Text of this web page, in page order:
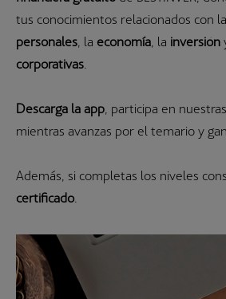
tus conocimientos relacionados con
personales , la economía , la inversión
corporativas
Descarga la app , participa en nuestras
mientras avanzas por el temario y
Además, si completas los niveles
certificado